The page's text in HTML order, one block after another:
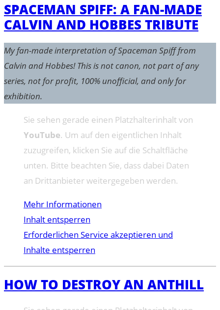
SPACEMAN SPIFF: A FAN-MADE
CALVIN AND HOBBES TRIBUTE
My fan-made interpretation of Spaceman Spiff from
Calvin and Hobbes! This is not canon, not part of any
series, not for profit, 100% unofficial, and only for
exhibition.
Sie sehen gerade einen Platzhalterinhalt von
YouTube. Um auf den eigentlichen Inhalt
zuzugreifen, klicken Sie auf die Schaltfläche
unten. Bitte beachten Sie, dass dabei Daten
an Drittanbieter weitergegeben werden.
Mehr Informationen
Inhalt entsperren
Erforderlichen Service akzeptieren und
Inhalte entsperren
HOW TO DESTROY AN ANTHILL